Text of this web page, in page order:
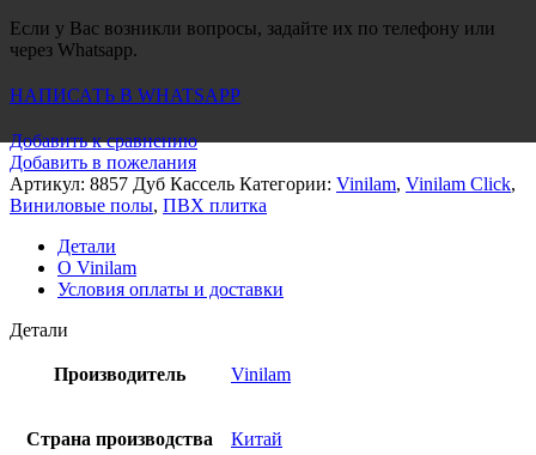
Если у Вас возникли вопросы, задайте их по телефону или
через Whatsapp.
НАПИСАТЬ В WHATSAPP
Добавить к сравнению
Добавить в пожелания
Артикул: 8857 Дуб Кассель Категории: Vinilam, Vinilam Click,
Виниловые полы, ПВХ плитка
Детали
О Vinilam
Условия оплаты и доставки
Детали
Производитель Vinilam
Страна производства Китай